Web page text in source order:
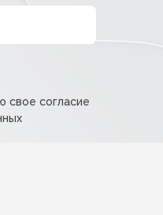
свое согласие